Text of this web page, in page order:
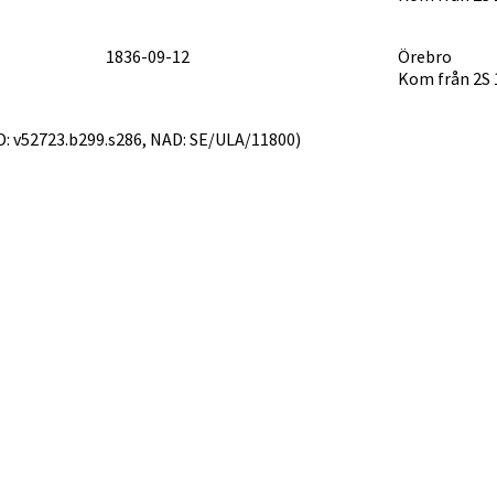
1836-09-12
Örebro
Kom från 2S
NAD: SE/ULA/11800)